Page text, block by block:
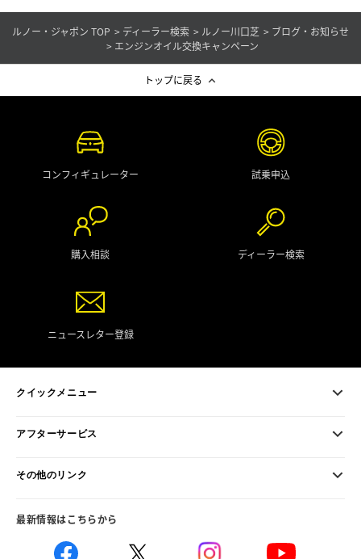
ルノー・ジャポン TOP ディーラー検索 ルノー川口芝
ブログ・お知らせ
エンジンオイル交換キャンペーン
トップに戻る
コンフィギュレーター 試乗申込
購入相談 ディーラー検索
ニュースレター登録
クイックメニュー
アフターサービス
その他のリンク
最新情報はこちらから